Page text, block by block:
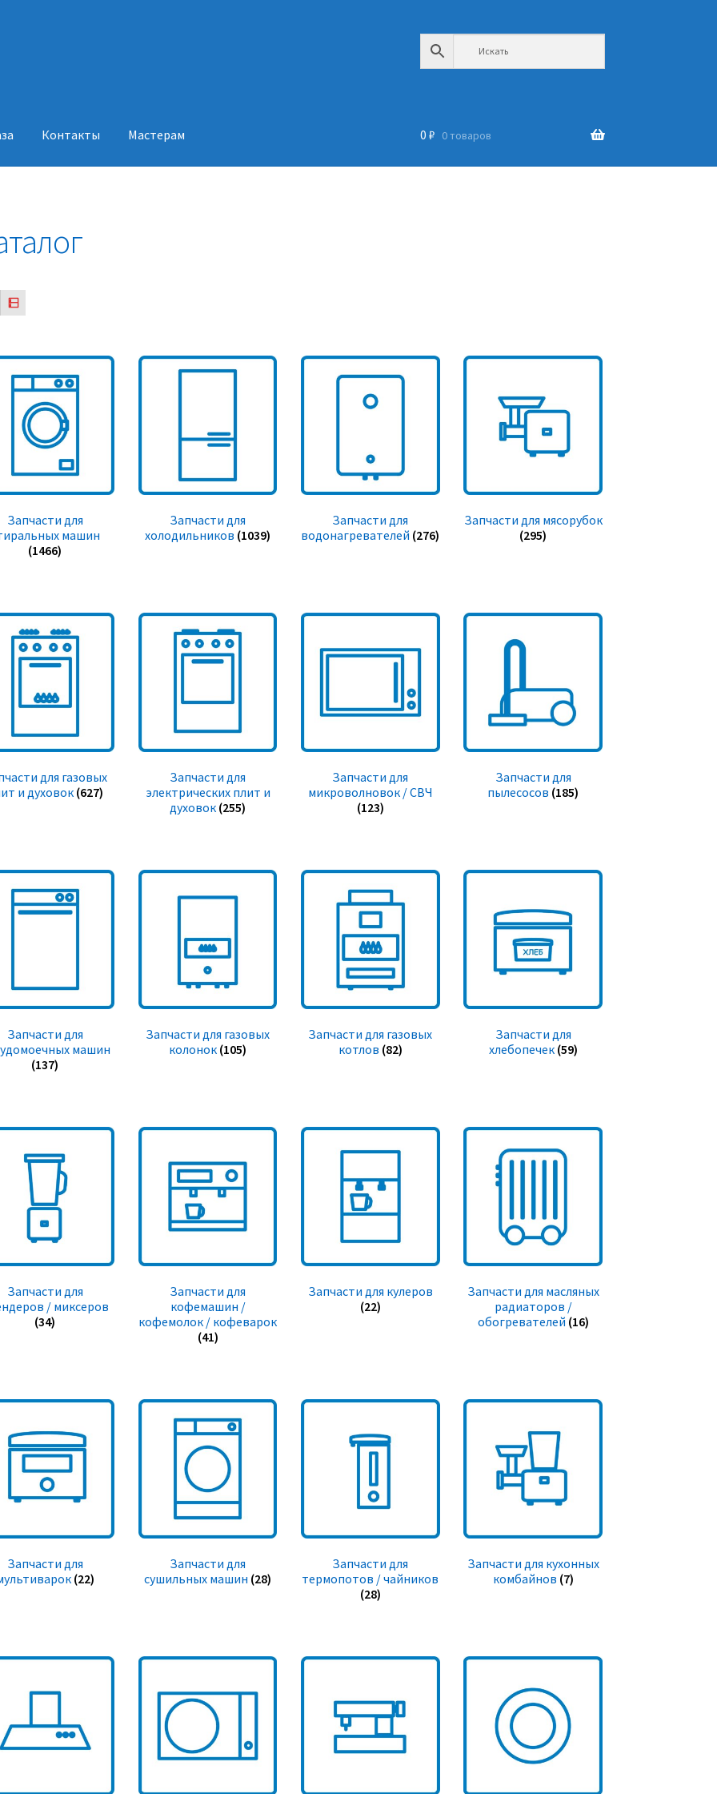
Контакты Мастерам 0 ₽ 0 товаров
Запчасти для
машин
(1466)
Запчасти для
холодильников (1039)
Запчасти для
водонагревателей (276)
Запчасти для мясорубок
(295)
для газовых
и духовок (627)
Запчасти для
электрических плит и
духовок (255)
Запчасти для
микроволновок / СВЧ
(123)
Запчасти для
пылесосов (185)
Запчасти для
машин
(137)
Запчасти для газовых
колонок (105)
Запчасти для газовых
котлов (82)
Запчасти для
хлебопечек (59)
Запчасти для
/ миксеров
(34)
Запчасти для
кофемашин /
кофемолок / кофеварок
(41)
Запчасти для кулеров
(22)
Запчасти для масляных
радиаторов /
обогревателей (16)
Запчасти для
(22)
Запчасти для
сушильных машин (28)
Запчасти для
термопотов / чайников
(28)
Запчасти для кухонных
комбайнов (7)